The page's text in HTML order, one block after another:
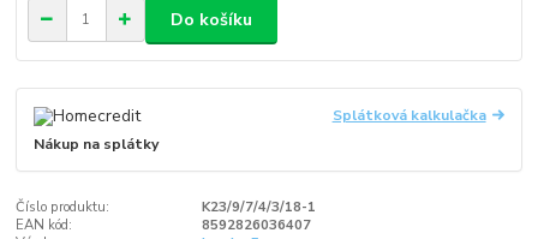
Do košíku
Splátková kalkulačka
Nákup na splátky
Číslo produktu:
K23/9/7/4/3/18-1
EAN kód:
8592826036407